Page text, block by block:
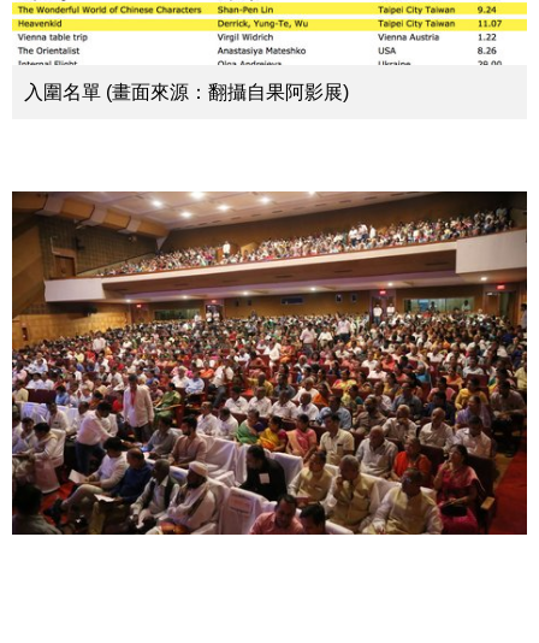
入圍名單 (畫面來源：翻攝自果阿影展)